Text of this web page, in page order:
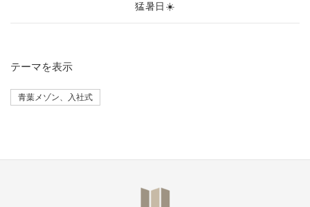
猛暑日☀️
テーマを表示
青葉メゾン、入社式